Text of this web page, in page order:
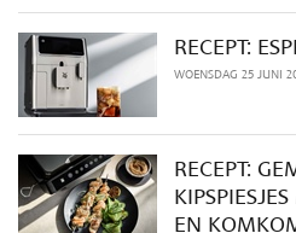
RECEPT:
WOENSDAG 25 JUNI
RECEPT:
EN